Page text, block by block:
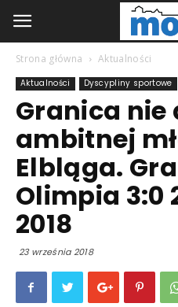
Strona główna Aktualności
Aktualności Dyscypliny sportowe
Granica nie
ambitnej
Elbląga.
Olimpia 3:0
2018
23 września 2018